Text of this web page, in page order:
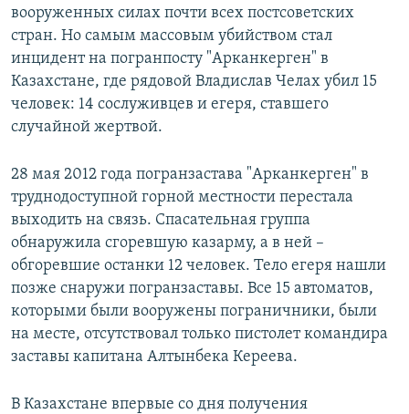
вооруженных силах почти всех постсоветских
стран. Но самым массовым убийством стал
инцидент на погранпосту "Арканкерген" в
Казахстане, где рядовой Владислав Челах убил 15
человек: 14 сослуживцев и егеря, ставшего
случайной жертвой.
28 мая 2012 года погранзастава "Арканкерген" в
труднодоступной горной местности перестала
выходить на связь. Спасательная группа
обнаружила сгоревшую казарму, а в ней –
обгоревшие останки 12 человек. Тело егеря нашли
позже снаружи погранзаставы. Все 15 автоматов,
которыми были вооружены пограничники, были
на месте, отсутствовал только пистолет командира
заставы капитана Алтынбека Кереева.
В Казахстане впервые со дня получения